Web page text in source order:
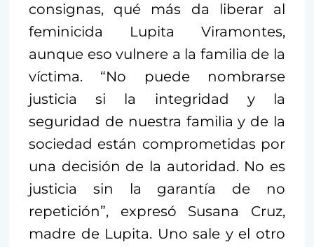
consignas, qué más da liberar al
feminicida Lupita Viramontes,
aunque eso vulnere a la familia de la
víctima. “No puede nombrarse
justicia si la integridad y la
seguridad de nuestra familia y de la
sociedad están comprometidas por
una decisión de la autoridad. No es
justicia sin la garantía de no
repetición”, expresó Susana Cruz,
madre de Lupita. Uno sale y el otro